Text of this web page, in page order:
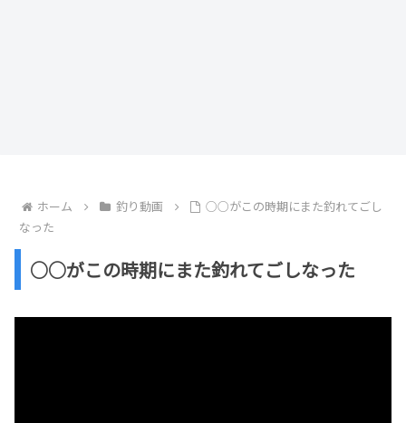
ホーム 釣り動画
○○がこの時期にまた釣れてごし
なった
○○がこの時期にまた釣れてごしなった